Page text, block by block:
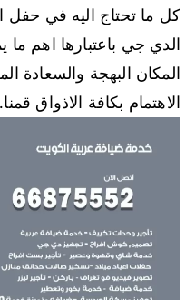
كل ما تحتاج اليه في
الدي جي باعتبارها اهم
المكان البهجة والسعادة
الاهتمام بكافة الاذواق